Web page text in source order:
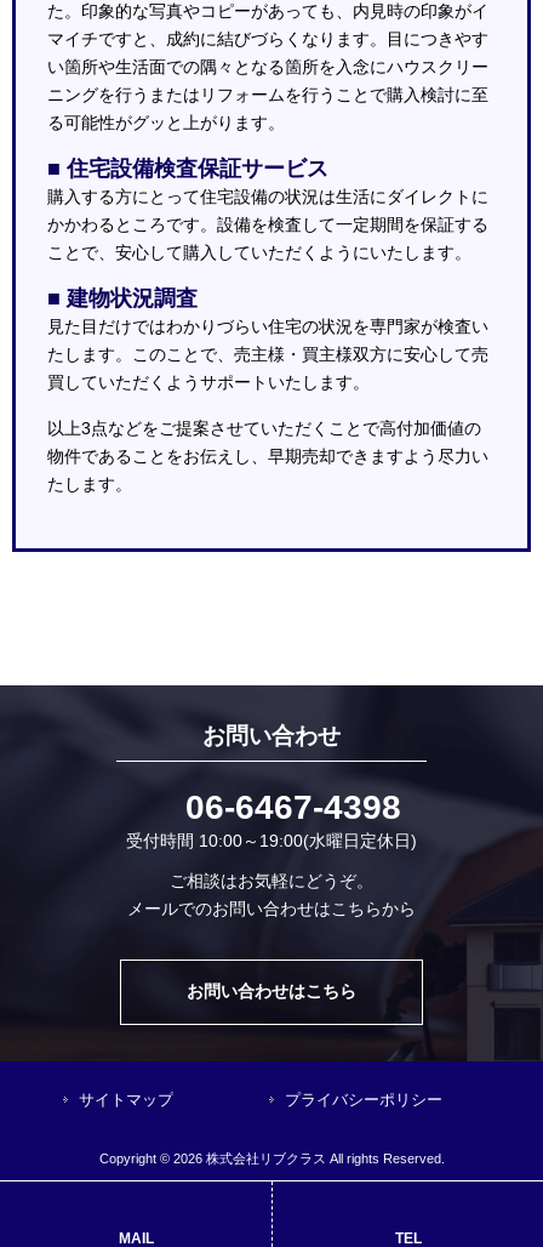
た。印象的な写真やコピーがあっても、内見時の印象がイ
マイチですと、成約に結びづらくなります。目につきやす
い箇所や生活面での隅々となる箇所を入念にハウスクリー
ニングを行うまたはリフォームを行うことで購入検討に至
る可能性がグッと上がります。
■ 住宅設備検査保証サービス
購入する方にとって住宅設備の状況は生活にダイレクトに
かかわるところです。設備を検査して一定期間を保証する
ことで、安心して購入していただくようにいたします。
■ 建物状況調査
見た目だけではわかりづらい住宅の状況を専門家が検査い
たします。このことで、売主様・買主様双方に安心して売
買していただくようサポートいたします。
以上3点などをご提案させていただくことで高付加価値の
物件であることをお伝えし、早期売却できますよう尽力い
たします。
お問い合わせ
06-6467-4398
受付時間 10:00～19:00(水曜日定休日)
ご相談はお気軽にどうぞ。
メールでのお問い合わせはこちらから
お問い合わせはこちら
サイトマップ プライバシーポリシー
Copyright © 2026 株式会社リブクラス All rights Reserved.
MAIL TEL